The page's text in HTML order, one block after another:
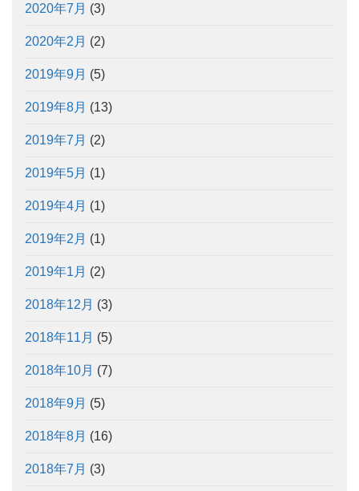
2020年7月 (3)
2020年2月 (2)
2019年9月 (5)
2019年8月 (13)
2019年7月 (2)
2019年5月 (1)
2019年4月 (1)
2019年2月 (1)
2019年1月 (2)
2018年12月 (3)
2018年11月 (5)
2018年10月 (7)
2018年9月 (5)
2018年8月 (16)
2018年7月 (3)